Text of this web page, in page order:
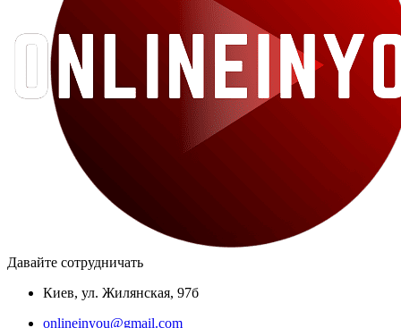
Давайте сотрудничать
Киев, ул. Жилянская, 97б
onlineinyou@gmail.com